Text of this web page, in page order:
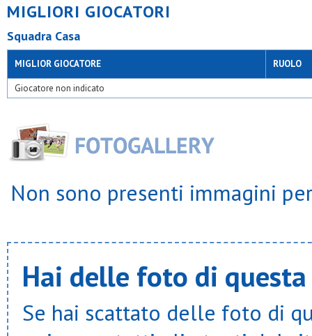
MIGLIORI GIOCATORI
Squadra Casa
MIGLIOR GIOCATORE RUOLO
Giocatore non indicato
Non sono presenti immagini
Hai delle foto di
Se hai scattato delle foto di